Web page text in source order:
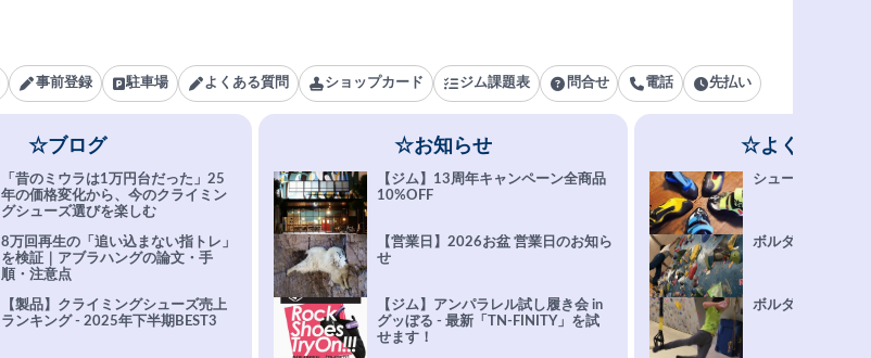
事前登録 駐車場 よくある質問 ショップカード ジム課題表 問合せ 電話 先払い
☆ブログ
「昔のミウラは1万円台だった」25
年の価格変化から、今のクライミン
グシューズ選びを楽しむ
8万回再生の「追い込まない指トレ」
を検証｜アブラハングの論文・手
順・注意点
【製品】クライミングシューズ売上
ランキング - 2025年下半期BEST3
☆お知らせ
【ジム】13周年キャンペーン全商品
10%OFF
【営業日】2026お盆 営業日のお知ら
せ
【ジム】アンパラレル試し履き会 in
グッぼる - 最新「TN-FINITY」を試
せます！
☆よくある質
シューズ選びFAQ
ボルダリング上達
ボルダリングトレ